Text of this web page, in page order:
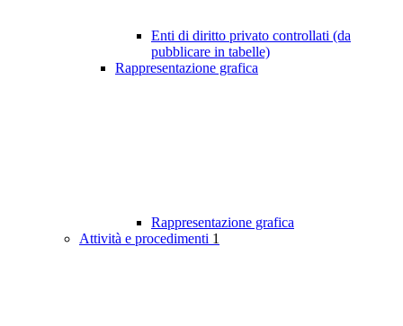
Enti di diritto privato controllati (da
pubblicare in tabelle)
Rappresentazione grafica
Rappresentazione grafica
Attività e procedimenti 1